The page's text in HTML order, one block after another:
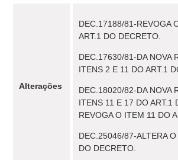
Alterações
DEC.17188/81-REVOGA
ART.1 DO DECRETO.
DEC.17630/81-DA NOVA
ITENS 2 E 11 DO ART.1
DEC.18020/82-DA NOVA
ITENS 11 E 17 DO ART.1
REVOGA O ITEM 11 DO
DEC.25046/87-ALTERA
DO DECRETO.